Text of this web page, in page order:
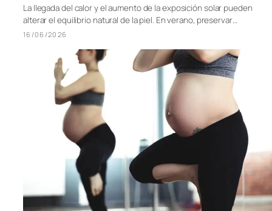
La llegada del calor y el aumento de la exposición solar pueden
alterar el equilibrio natural de la piel. En verano, preservar…
16/06/2026